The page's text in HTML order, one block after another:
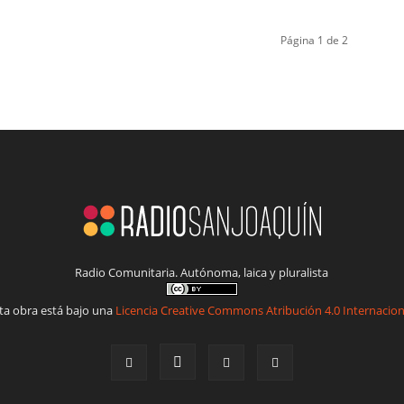
Página 1 de 2
Radio Comunitaria. Autónoma, laica y pluralista
obra está bajo una Licencia Creative Commons Atribución 4.0